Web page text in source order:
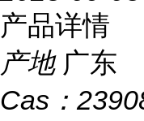
产品详情
产地 广东
Cas：